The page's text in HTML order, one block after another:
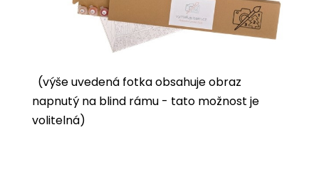
(výše uvedená fotka obsahuje obraz
napnutý na blind rámu - tato možnost je
volitelná)